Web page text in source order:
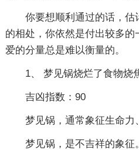
你要想顺利通过的话，估
的相处，你依然是付出较多的
爱的分量总是难以衡量的。
1、 梦见锅烧烂了食物烧
吉凶指数：90
梦见锅，通常象征生命力
梦见锅，是不吉祥的象